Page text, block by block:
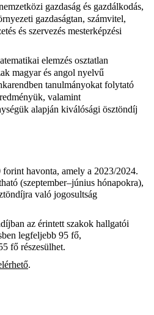
gazdaság és gazdálkodás,
gazdaságtan, számvitel,
és szervezés mesterképzési
elemzés osztatlan
magyar és angol nyelvű
tanulmányokat folytató
valamint
alapján kiválósági ösztöndíj
havonta, amely a 2023/2024.
(szeptember–június hónapokra),
való jogosultság
az érintett szakok hallgatói
legfeljebb 95 fő,
fő részesülhet.
.